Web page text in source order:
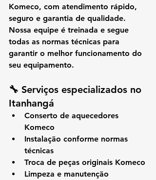
Komeco, com atendimento rápido,
seguro e garantia de qualidade.
Nossa equipe é treinada e segue
todas as normas técnicas para
garantir o melhor funcionamento do
seu equipamento.
🔧 Serviços especializados no
Itanhangá
Conserto de aquecedores
Komeco
Instalação conforme normas
técnicas
Troca de peças originais Komeco
Limpeza e manutenção